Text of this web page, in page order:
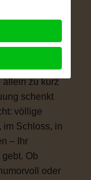
Hochzeit, die
kirchliche
ist
allein zu kurz
schenkt
völlige
im Schloss, in
– Ihr
Ob
oder